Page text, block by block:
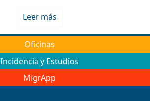
Leer más
Oficinas
Incidencia y Estudios
MigrApp